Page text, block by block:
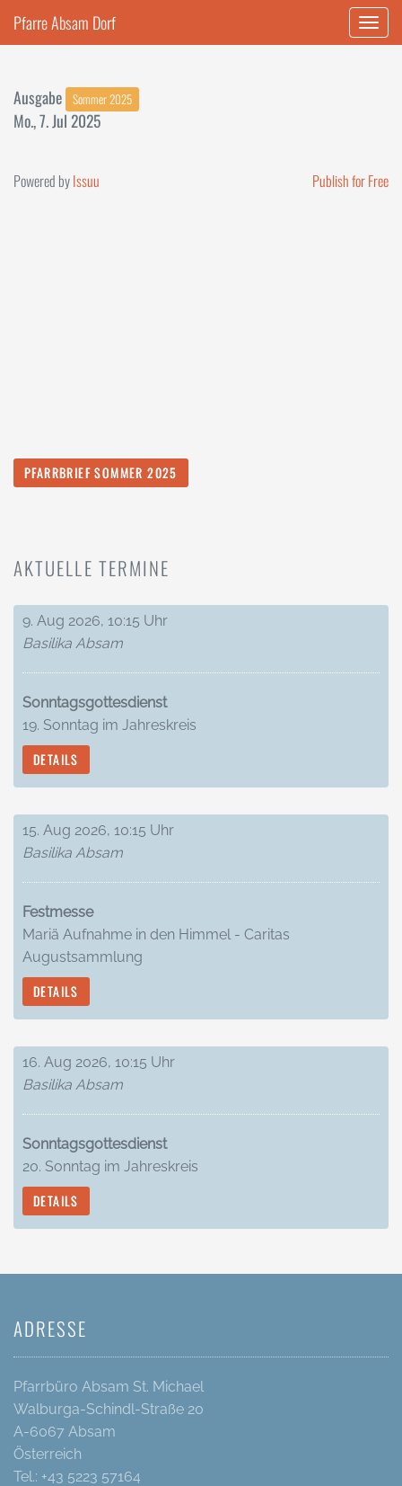
ein-/
Pfarre Absam Dorf
Ausgabe Sommer 2025
Mo., 7. Jul 2025
Powered byIssuu Publish for Free
PFARRBRIEF SOMMER 2025
AKTUELLE TERMINE
9. Aug 2026, 10:15 Uhr
Basilika Absam
Sonntagsgottesdienst
19. Sonntag im Jahreskreis
DETAILS
15. Aug 2026, 10:15 Uhr
Basilika Absam
Festmesse
Mariä Aufnahme in den Himmel - Caritas
Augustsammlung
DETAILS
16. Aug 2026, 10:15 Uhr
Basilika Absam
Sonntagsgottesdienst
20. Sonntag im Jahreskreis
DETAILS
ADRESSE
Pfarrbüro Absam St. Michael
Walburga-Schindl-Straße 20
A-6067 Absam
Österreich
Tel.: +43 5223 57164